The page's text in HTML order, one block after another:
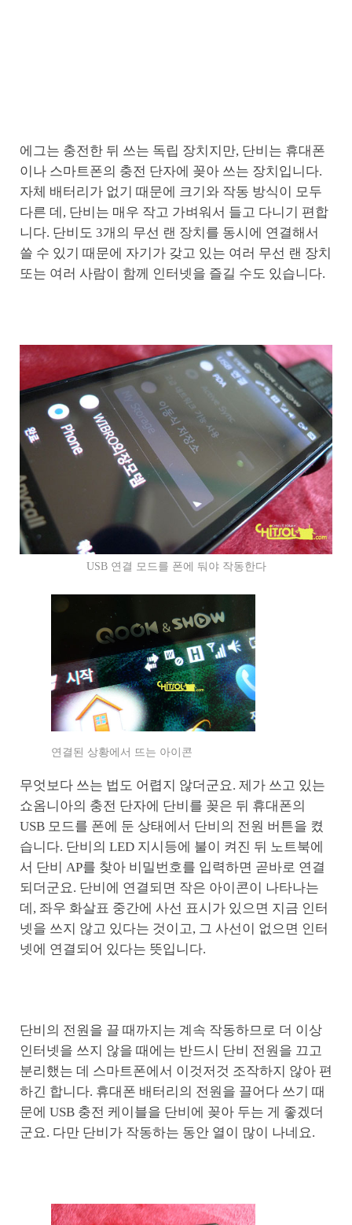
에그는 충전한 뒤 쓰는 독립 장치지만, 단비는 휴대폰
이나 스마트폰의 충전 단자에 꽂아 쓰는 장치입니다.
자체 배터리가 없기 때문에 크기와 작동 방식이 모두
다른 데, 단비는 매우 작고 가벼워서 들고 다니기 편합
니다. 단비도 3개의 무선 랜 장치를 동시에 연결해서
쓸 수 있기 때문에 자기가 갖고 있는 여러 무선 랜 장치
또는 여러 사람이 함께 인터넷을 즐길 수도 있습니다.
USB 연결 모드를 폰에 둬야 작동한다
연결된 상황에서 뜨는 아이콘
무엇보다 쓰는 법도 어렵지 않더군요. 제가 쓰고 있는
쇼옴니아의 충전 단자에 단비를 꽂은 뒤 휴대폰의
USB 모드를 폰에 둔 상태에서 단비의 전원 버튼을 켰
습니다. 단비의 LED 지시등에 불이 켜진 뒤 노트북에
서 단비 AP를 찾아 비밀번호를 입력하면 곧바로 연결
되더군요. 단비에 연결되면 작은 아이콘이 나타나는
데, 좌우 화살표 중간에 사선 표시가 있으면 지금 인터
넷을 쓰지 않고 있다는 것이고, 그 사선이 없으면 인터
넷에 연결되어 있다는 뜻입니다.
단비의 전원을 끌 때까지는 계속 작동하므로 더 이상
인터넷을 쓰지 않을 때에는 반드시 단비 전원을 끄고
분리했는 데 스마트폰에서 이것저것 조작하지 않아 편
하긴 합니다. 휴대폰 배터리의 전원을 끌어다 쓰기 때
문에 USB 충전 케이블을 단비에 꽂아 두는 게 좋겠더
군요. 다만 단비가 작동하는 동안 열이 많이 나네요.